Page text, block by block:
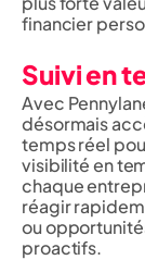
financier
Suivi en
Avec
désormais
temps réel
visibilité en
chaque
réagir
ou
proactifs.